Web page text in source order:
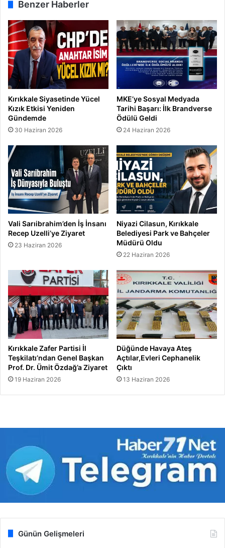
Benzer Haberler
Kırıkkale Siyasetinde Yücel
Kızık Etkisi Yeniden
Gündemde
30 Haziran 2026
MKE’ye Sosyal Medyada
Tarihi Başarı: İlk Brandverse
Ödülü Geldi
24 Haziran 2026
Vali Sarıibrahim’den İş İnsanı
Recep Uzelli’ye Ziyaret
23 Haziran 2026
Niyazi Cilasun, Kırıkkale
Belediyesi Park ve Bahçeler
Müdürü Oldu
22 Haziran 2026
Kırıkkale Zafer Partisi İl
Teşkilatı’ndan Genel Başkan
Prof. Dr. Ümit Özdağ’a Ziyaret
19 Haziran 2026
Düğünde Havaya Ateş
Açtılar,Evleri Cephanelik
Çıktı
13 Haziran 2026
Günün Gelişmeleri